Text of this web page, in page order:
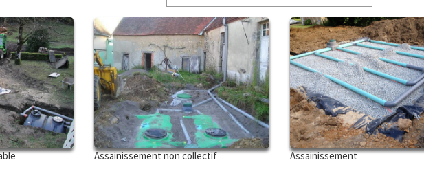
Assainissement non collectif Assainissement